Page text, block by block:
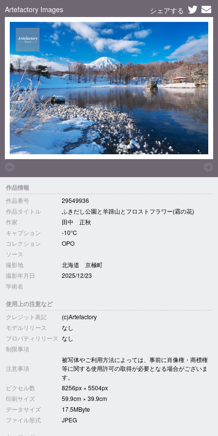
Artefactory Images シェアする
作品情報
作品番号
29549936
作品タイトル
ふきだし公園と羊蹄山とフロストフラワー(霜の花)
作家
田中 正秋
キャプション
-10℃
コレクション
OPO
ソース
撮影地
北海道 京極町
撮影年月日
2025/12/23
学術名
使用上の注意など
クレジット表記
(c)Artefactory
モデルリリース
なし
プロパティリリース なし
制限事項
注意事項
被写体やご利用方法によっては、事前に肖像権・商標権
等に関する使用許可の取得が必要となる場合がございま
す。
ピクセル数
8256px × 5504px
印刷サイズ
59.9cm × 39.9cm
データサイズ
17.5MByte
ファイル形式
JPEG